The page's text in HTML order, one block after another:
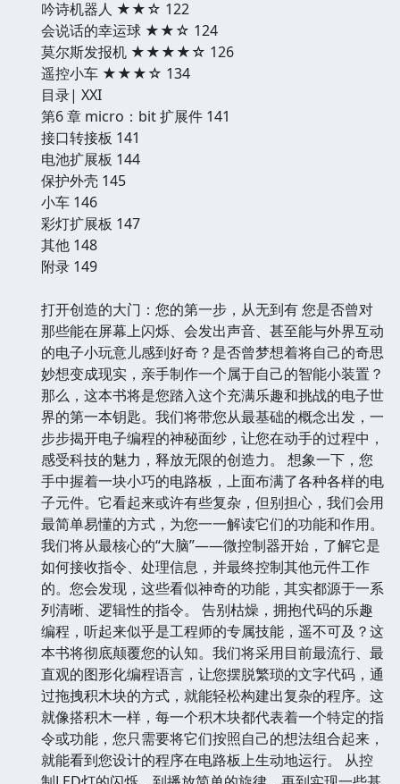
吟诗机器人 ★★☆ 122
会说话的幸运球 ★★☆ 124
莫尔斯发报机 ★★★★☆ 126
遥控小车 ★★★☆ 134
目录| XXI
第6 章 micro：bit 扩展件 141
接口转接板 141
电池扩展板 144
保护外壳 145
小车 146
彩灯扩展板 147
其他 148
附录 149
打开创造的大门：您的第一步，从无到有 您是否曾对
那些能在屏幕上闪烁、会发出声音、甚至能与外界互动
的电子小玩意儿感到好奇？是否曾梦想着将自己的奇思
妙想变成现实，亲手制作一个属于自己的智能小装置？
那么，这本书将是您踏入这个充满乐趣和挑战的电子世
界的第一本钥匙。我们将带您从最基础的概念出发，一
步步揭开电子编程的神秘面纱，让您在动手的过程中，
感受科技的魅力，释放无限的创造力。 想象一下，您
手中握着一块小巧的电路板，上面布满了各种各样的电
子元件。它看起来或许有些复杂，但别担心，我们会用
最简单易懂的方式，为您一一解读它们的功能和作用。
我们将从最核心的“大脑”——微控制器开始，了解它是
如何接收指令、处理信息，并最终控制其他元件工作
的。您会发现，这些看似神奇的功能，其实都源于一系
列清晰、逻辑性的指令。 告别枯燥，拥抱代码的乐趣
编程，听起来似乎是工程师的专属技能，遥不可及？这
本书将彻底颠覆您的认知。我们将采用目前最流行、最
直观的图形化编程语言，让您摆脱繁琐的文字代码，通
过拖拽积木块的方式，就能轻松构建出复杂的程序。这
就像搭积木一样，每一个积木块都代表着一个特定的指
令或功能，您只需要将它们按照自己的想法组合起来，
就能看到您设计的程序在电路板上生动地运行。 从控